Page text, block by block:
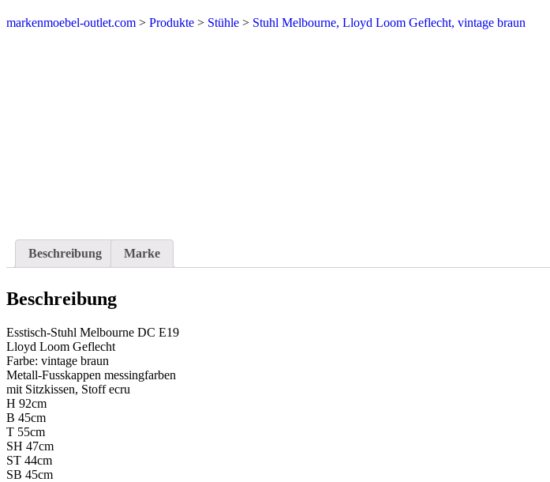
markenmoebel-outlet.com > Produkte > Stühle > Stuhl Melbourne, Lloyd Loom Geflecht, vintage braun
Beschreibung Marke
Beschreibung
Esstisch-Stuhl Melbourne DC E19
Lloyd Loom Geflecht
Farbe: vintage braun
Metall-Fusskappen messingfarben
mit Sitzkissen, Stoff ecru
H 92cm
B 45cm
T 55cm
SH 47cm
ST 44cm
SB 45cm